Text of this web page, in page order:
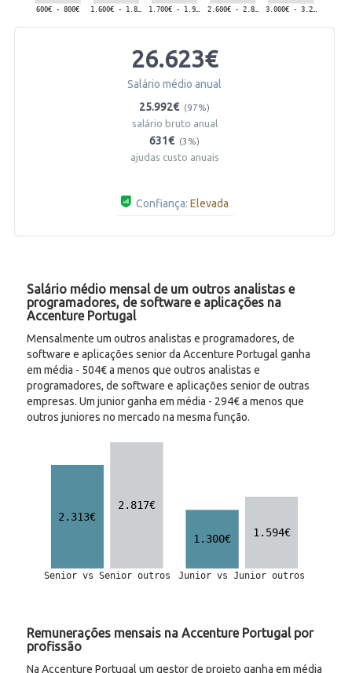
26.623€
Salário médio anual
25.992€ (97%)
salário bruto anual
631€ (3%)
ajudas custo anuais
Confiança: Elevada
Salário médio mensal de um outros analistas e
programadores, de software e aplicações na
Accenture Portugal
Mensalmente um outros analistas e programadores, de
software e aplicações senior da Accenture Portugal ganha
em média - 504€ a menos que outros analistas e
programadores, de software e aplicações senior de outras
empresas. Um junior ganha em média - 294€ a menos que
outros juniores no mercado na mesma função.
Remunerações mensais na Accenture Portugal por
profissão
Na Accenture Portugal um gestor de projeto ganha em média